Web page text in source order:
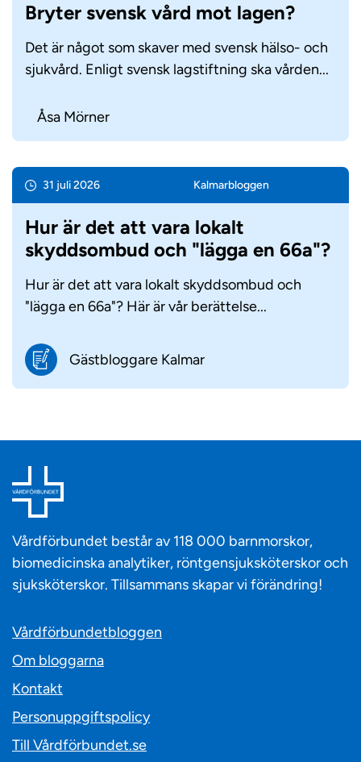
Bryter svensk vård mot lagen?
Det är något som skaver med svensk hälso- och
sjukvård. Enligt svensk lagstiftning ska vården...
Åsa Mörner
31 juli 2026 Kalmar­bloggen
Hur är det att vara lokalt
skyddsombud och "lägga en 66a"?
Hur är det att vara lokalt skyddsombud och
"lägga en 66a"? Här är vår berättelse...
Gästbloggare Kalmar
Vårdförbundet består av 118 000 barnmorskor,
biomedicinska analytiker, röntgensjuksköterskor och
sjuksköterskor. Tillsammans skapar vi förändring!
Vårdförbundetbloggen
Om bloggarna
Kontakt
Personuppgiftspolicy
Till Vårdförbundet.se